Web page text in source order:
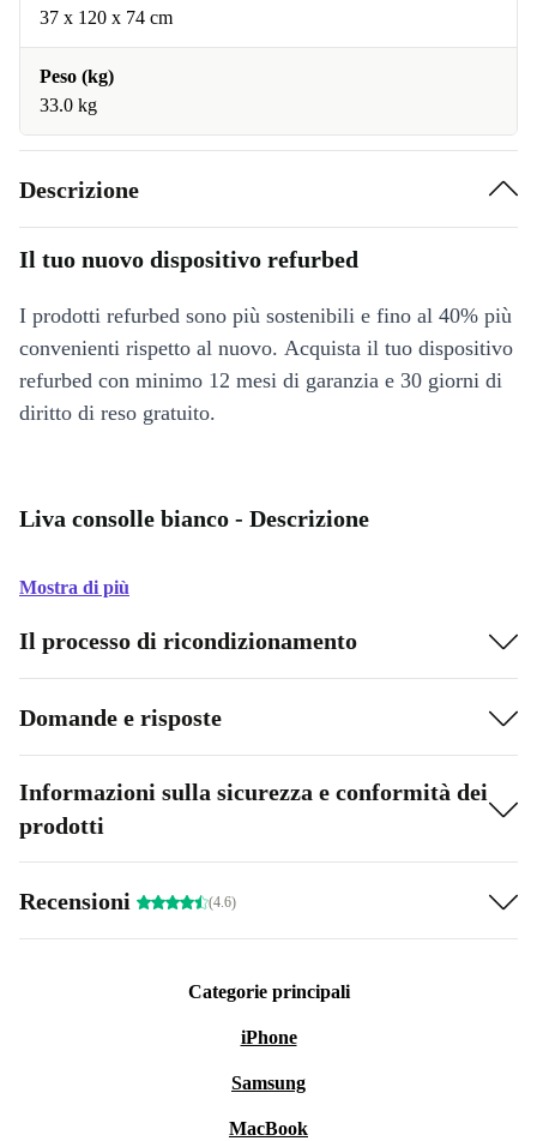
37 x 120 x 74 cm
Peso (kg)
33.0 kg
Descrizione
Il tuo nuovo dispositivo refurbed
I prodotti refurbed sono più sostenibili e fino al 40% più
convenienti rispetto al nuovo. Acquista il tuo dispositivo
refurbed con minimo 12 mesi di garanzia e 30 giorni di
diritto di reso gratuito.
Liva consolle bianco - Descrizione
Mostra di più
Il processo di ricondizionamento
Domande e risposte
Informazioni sulla sicurezza e conformità dei
prodotti
Recensioni (4.6)
Categorie principali
iPhone
Samsung
MacBook